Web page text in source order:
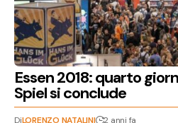
Essen 2018: quarto
Spiel si conclude
DiLORENZO NATALINI 2 anni fa